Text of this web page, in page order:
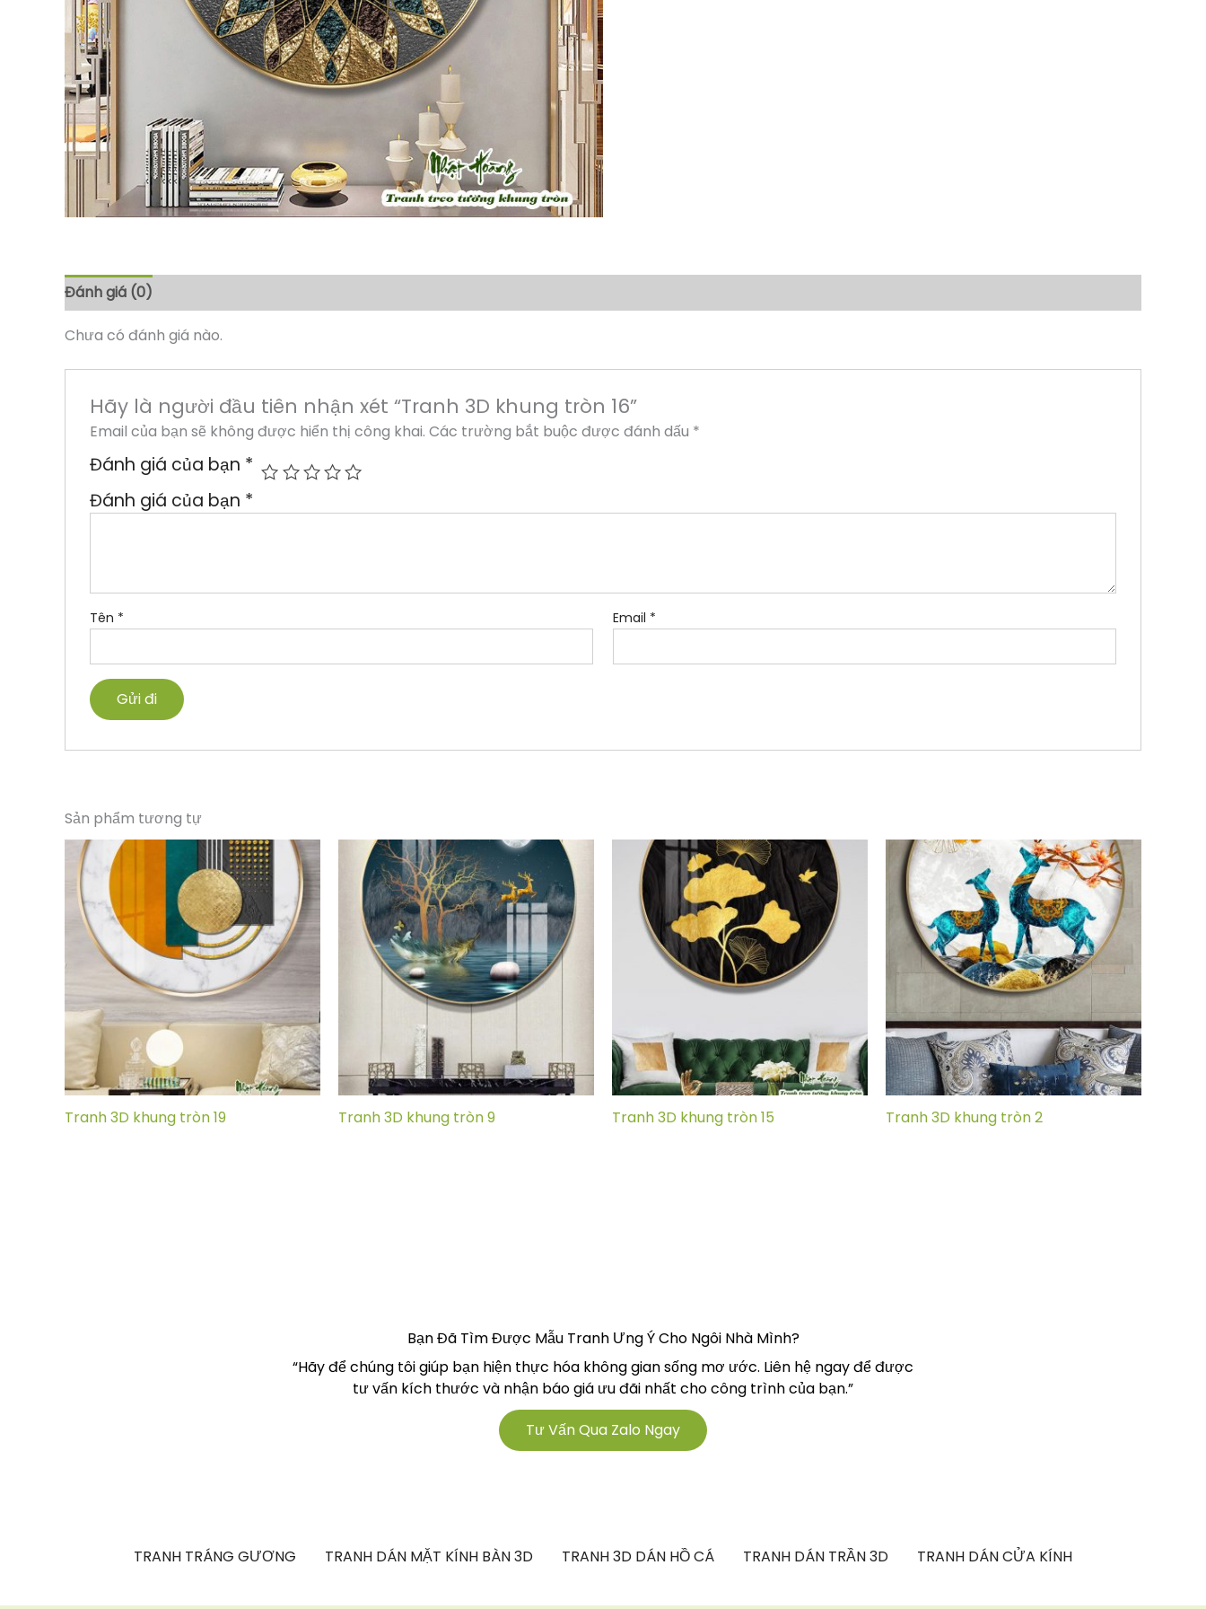
Đánh giá (0)
Chưa có đánh giá nào.
Hãy là người đầu tiên nhận xét “Tranh 3D khung tròn 16”
Email của bạn sẽ không được hiển thị công khai. Các trường bắt buộc được đánh dấu *
Đánh giá của bạn *
Đánh giá của bạn *
Tên * Email *
Sản phẩm tương tự
Tranh 3D khung tròn 19 Tranh 3D khung tròn 9 Tranh 3D khung tròn 15 Tranh 3D khung tròn 2
Bạn Đã Tìm Được Mẫu Tranh Ưng Ý Cho Ngôi Nhà Mình?
“Hãy để chúng tôi giúp bạn hiện thực hóa không gian sống mơ ước. Liên hệ ngay để được
tư vấn kích thước và nhận báo giá ưu đãi nhất cho công trình của bạn.”
Tư Vấn Qua Zalo Ngay
TRANH TRÁNG GƯƠNG TRANH DÁN MẶT KÍNH BÀN 3D TRANH 3D DÁN HỒ CÁ TRANH DÁN TRẦN 3D TRANH DÁN CỬA KÍNH